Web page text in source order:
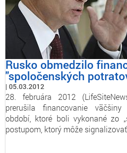
Rusko obmedzilo
"spoločenských
05.03.2012
28. februára 2012
prerušila financovanie
období, ktoré boli vykonané zo
postupom, ktorý môže